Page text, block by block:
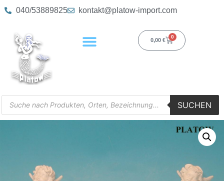
040/53889825 kontakt@platow-import.com
0,00 €
0
SUCHEN